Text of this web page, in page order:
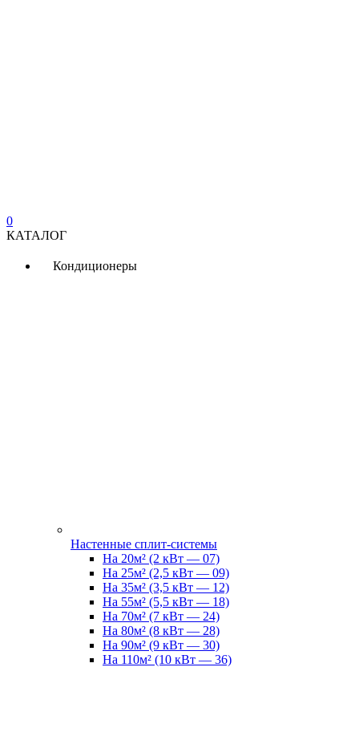
0
КАТАЛОГ
Кондиционеры
Настенные сплит-системы
На 20м² (2 кВт — 07)
На 25м² (2,5 кВт — 09)
На 35м² (3,5 кВт — 12)
На 55м² (5,5 кВт — 18)
На 70м² (7 кВт — 24)
На 80м² (8 кВт — 28)
На 90м² (9 кВт — 30)
На 110м² (10 кВт — 36)